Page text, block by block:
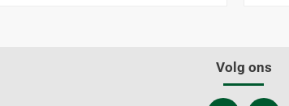
Volg ons